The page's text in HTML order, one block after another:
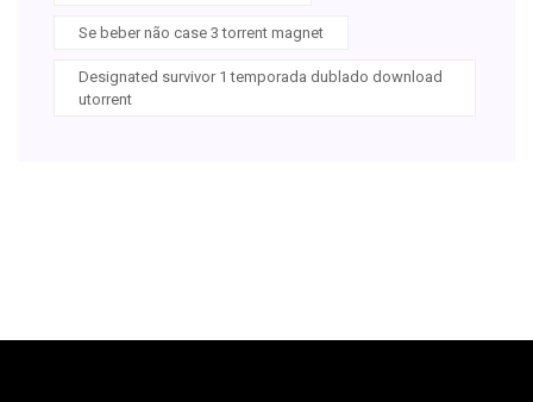
Se beber não case 3 torrent magnet
Designated survivor 1 temporada dublado download
utorrent